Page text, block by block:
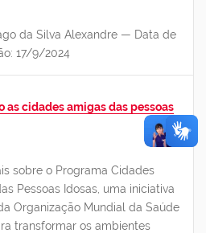
da Silva Alexandre — Data de
17/9/2024
as cidades amigas das pessoas
sobre o Programa Cidades
Pessoas Idosas, uma iniciativa
Organização Mundial da Saúde
transformar os ambientes